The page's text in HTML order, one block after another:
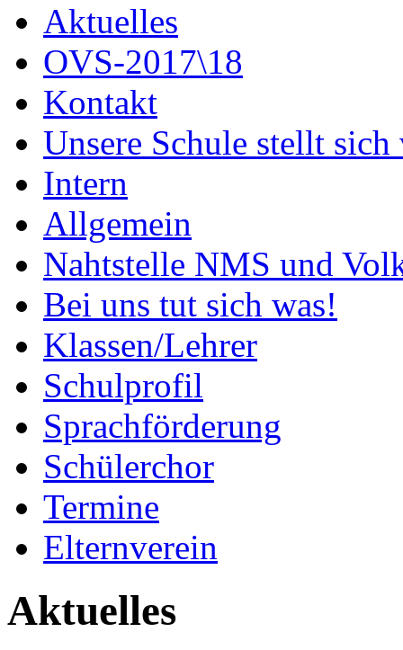
Aktuelles
OVS-2017\18
Kontakt
Unsere Schule stellt sich
Intern
Allgemein
Nahtstelle NMS und
Bei uns tut sich was!
Klassen/Lehrer
Schulprofil
Sprachförderung
Schülerchor
Termine
Elternverein
Aktuelles